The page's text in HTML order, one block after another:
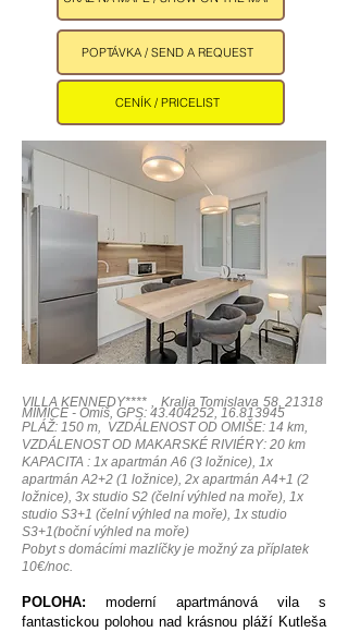
POPTÁVKA / SEND A REQUEST
CENÍK / PRICELIST
VILLA KENNEDY**** ,Kralja Tomislava 58, 21318
MIMICE - Omiš, GPS: 43.404252, 16.813945
PLÁŽ: 150 m, VZDÁLENOST OD OMIŠE: 14 km,
VZDÁLENOST OD MAKARSKÉ RIVIÉRY: 20 km
KAPACITA : 1x apartmán A6 (3 ložnice), 1x
apartmán A2+2 (1 ložnice), 2x apartmán A4+1 (2
ložnice), 3x studio S2 (čelní výhled na moře), 1x
studio S3+1 (čelní výhled na moře), 1x studio
S3+1(boční výhled na moře)
Pobyt s domácími mazlíčky je možný za příplatek
10€/noc.
POLOHA: moderní apartmánová vila s
fantastickou polohou nad krásnou pláží Kutleša